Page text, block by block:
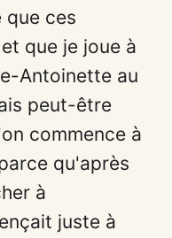
que ces
que je joue à
Antoinette au
peut-être
commence à
qu'après
à
juste à